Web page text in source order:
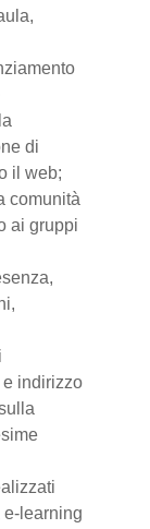
di
il web;
comunità
ai gruppi
indirizzo
e-learning